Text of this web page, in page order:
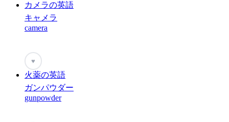
カメラの英語
キャメラ
camera
♥
火薬の英語
ガンパウダー
gunpowder